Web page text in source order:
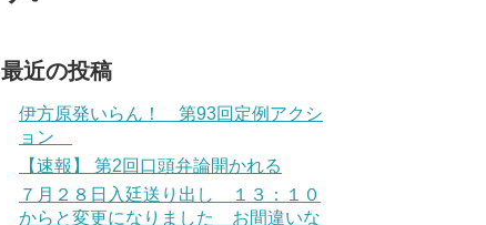
最近の投稿
伊方原発いらん！ 第93回定例アクシ
ョン
【速報】 第2回口頭弁論開かれる
７月２８日入廷送り出し １３：１０
からと変更になりました お間違いな